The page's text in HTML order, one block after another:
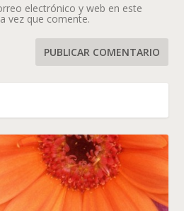
electrónico y web en este
vez que comente.